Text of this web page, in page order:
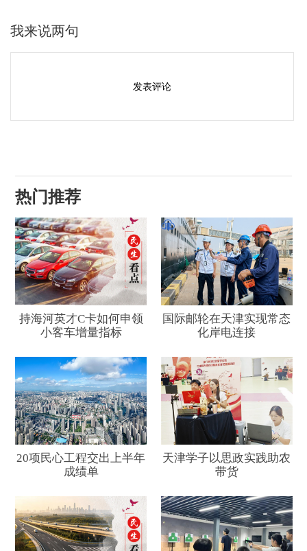
我来说两句
发表评论
热门推荐
持海河英才C卡如何申领
小客车增量指标
国际邮轮在天津实现常态
化岸电连接
20项民心工程交出上半年
成绩单
天津学子以思政实践助农
带货